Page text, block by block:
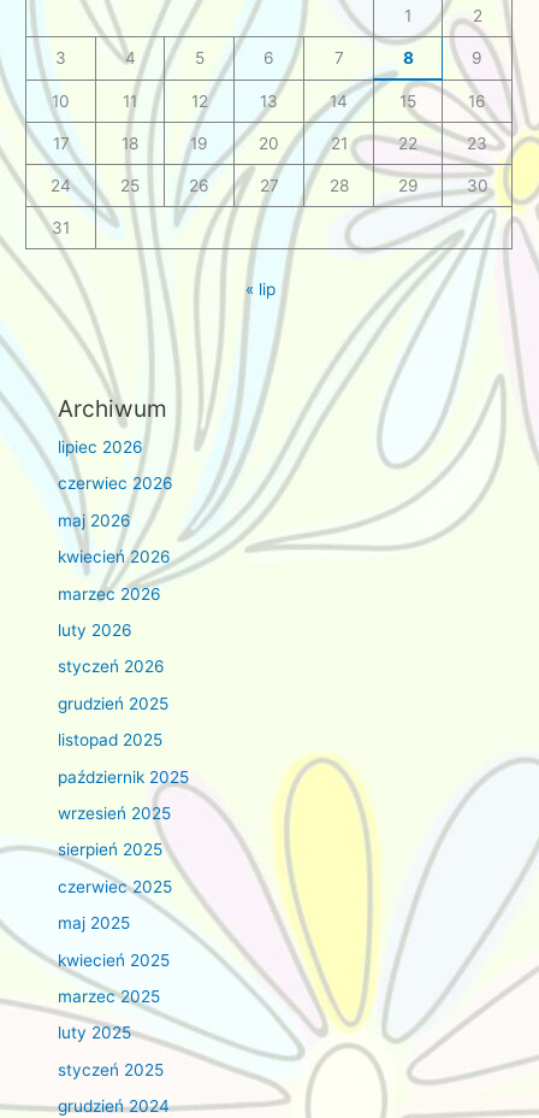
1 2
3 4 5 6 7 8 9
10 11 12 13 14 15 16
17 18 19 20 21 22 23
24 25 26 27 28 29 30
31
« lip
Archiwum
lipiec 2026
czerwiec 2026
maj 2026
kwiecień 2026
marzec 2026
luty 2026
styczeń 2026
grudzień 2025
listopad 2025
październik 2025
wrzesień 2025
sierpień 2025
czerwiec 2025
maj 2025
kwiecień 2025
marzec 2025
luty 2025
styczeń 2025
grudzień 2024